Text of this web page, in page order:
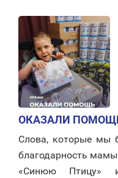
ОКАЗАЛИ
Слова, которые мы
благодарность
«Синюю Птицу»